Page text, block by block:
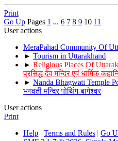
Print
Go Up Pages 1 ... 6 7 8 9 10 11
User actions
MeraPahad Community Of
► Tourism in Uttarakhand
► Religious Places Of
प्रसिद्ध देव मन्दिर एवं धार्मिक
► Nanda Bhagwati Temple
भगवती मन्दिर पोथिंग-बागेश्वर
User actions
Print
Help | Terms and Rules | Go